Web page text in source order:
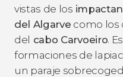
vistas de los
del Algarve como los
del cabo Carvoeiro.
formaciones de
un paraje